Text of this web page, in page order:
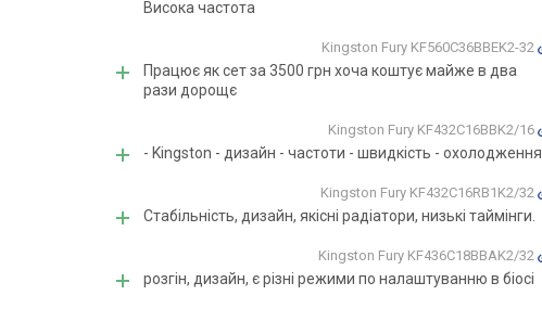
Висока частота
Kingston Fury KF560C36BBEK2-32
Працює як сет за 3500 грн хоча коштує майже в два
рази дорощє
Kingston Fury KF432C16BBK2/16
- Kingston - дизайн - частоти - швидкість - охолодження
Kingston Fury KF432C16RB1K2/32
Стабільність, дизайн, якісні радіатори, низькі таймінги.
Kingston Fury KF436C18BBAK2/32
розгін, дизайн, є різні режими по налаштуванню в біосі